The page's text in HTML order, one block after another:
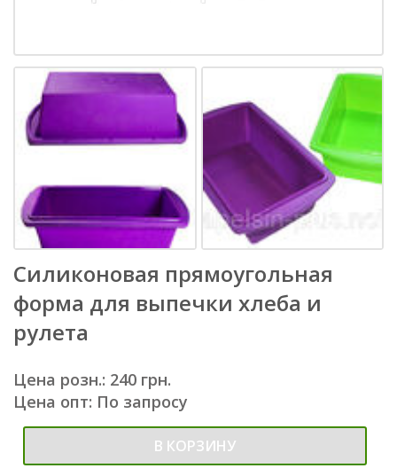
Силиконовая прямоугольная
форма для выпечки хлеба и
рулета
Цена розн.: 240 грн.
Цена опт: По запросу
В КОРЗИНУ